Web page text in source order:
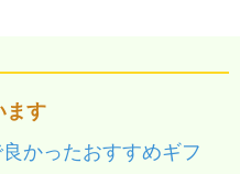
ます
かったおすすめギフ